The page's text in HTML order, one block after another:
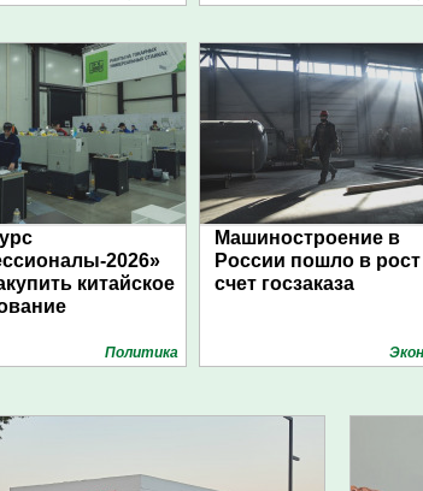
2026»
китайское
Политика
Машиностроение в
России пошло в рост
счет госзаказа